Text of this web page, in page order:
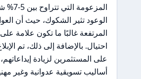
المزعومة
الوعود تثير الشكوك، حيث أن
المرتفعة غالبًا ما تكون علامة
احتيال. بالإضافة إلى ذلك، تم
على المستثمرين لزيادة
أساليب تسويقية عدوانية وغير